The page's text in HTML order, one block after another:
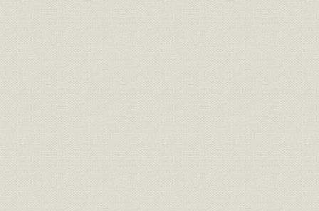
I 経営編 試練を超えて総合経済情報路線を追求
II 言論編 変貌する日本経済への処方箋を求めて
平成期を迎えて
編集後記
主要参考文献
入社年次別社員一覧
年譜